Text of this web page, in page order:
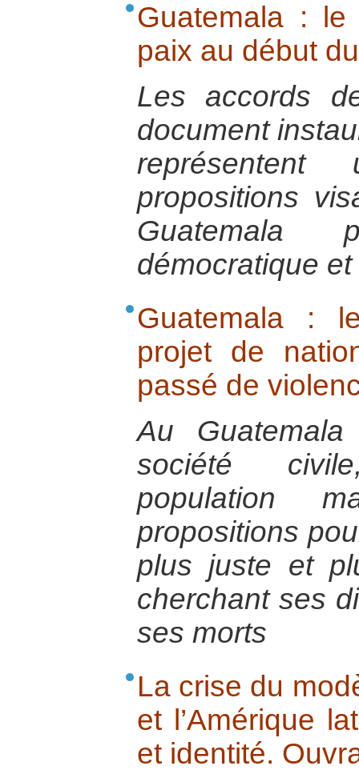
Guatemala :
paix au début
Les accords
document
propositions
démocratique
Guatemala :
projet de
passé de
Au
société
population
propositions
plus juste et
cherchant ses
ses morts
La crise du
et l’Amérique
et identité.